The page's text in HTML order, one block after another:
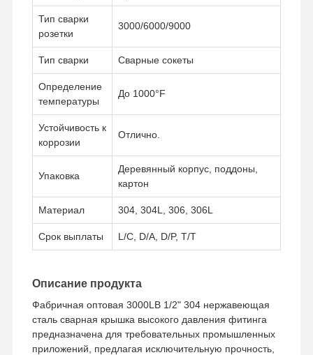
Главная
Страница
Продукция Ролики
Наша
Фабрика
Контроль
Качества
Контактные
Данные
Новости
Тип сварки
розетки
3000/6000/9000
Тип сварки Сварные сокеты
Определение
температуры
До 1000°F
Устойчивость к
коррозии
Отлично.
Упаковка
Деревянный корпус, поддоны,
картон
Материал 304, 304L, 306, 306L
Срок выплаты L/C, D/A, D/P, T/T
Описание продукта
Фабричная оптовая 3000LB 1/2" 304 нержавеющая
сталь сварная крышка высокого давления фитинга
предназначена для требовательных промышленных
приложений, предлагая исключительную прочность,